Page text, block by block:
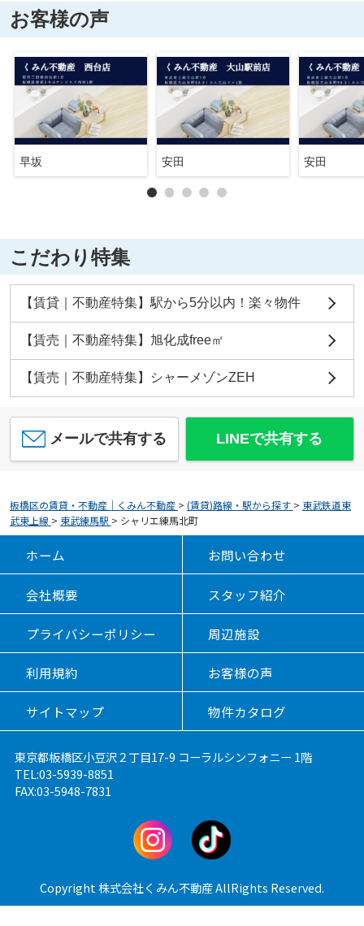
お客様の声
早坂 安田 安田
こだわり特集
【賃貸｜不動産特集】駅から5分以内！楽々物件
【賃売｜不動産特集】旭化成free㎡
【賃売｜不動産特集】シャーメゾンZEH
メールで共有する LINEで共有する
板橋区の賃貸・不動産｜くみん不動産 > (賃貸)路線・駅から探す > 東武鉄道東
武東上線 > 東武練馬駅 > シャリエ練馬北町
ホーム お問い合わせ
会社概要 スタッフ紹介
プライバシーポリシー 周辺施設
利用規約 お客様の声
サイトマップ 物件カタログ
東京都板橋区小豆沢２丁目17-9 コーラルシンフォニー 1階
TEL:03-5939-8851
FAX:03-5948-7831
Copyright 株式会社くみん不動産 AllRights Reserved.